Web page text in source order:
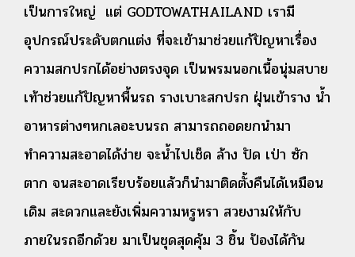
เป็นการใหญ่ แต่ GODTOWATHAILAND เรามี
อุปกรณ์ประดับตกแต่ง ที่จะเข้ามาช่วยแก้ปัญหาเรื่อง
ความสกปรกได้อย่างตรงจุด เป็นพรมนอกเนื้อนุ่มสบาย
เท้าช่วยแก้ปัญหาพื้นรถ รางเบาะสกปรก ฝุ่นเข้าราง น้ำ
อาหารต่างๆหกเลอะบนรถ สามารถถอดยกนำมา
ทำความสะอาดได้ง่าย จะน้ำไปเช็ด ล้าง ปัด เป่า ซัก
ตาก จนสะอาดเรียบร้อยแล้วก็นำมาติดตั้งคืนได้เหมือน
เดิม สะดวกและยังเพิ่มความหรูหรา สวยงามให้กับ
ภายในรถอีกด้วย มาเป็นชุดสุดคุ้ม 3 ชิ้น ป้องได้กัน